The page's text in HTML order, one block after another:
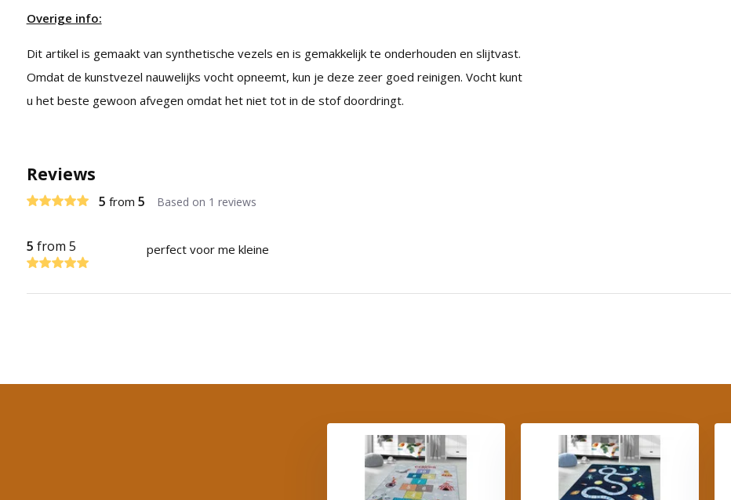
Overige info:
Dit artikel is gemaakt van synthetische vezels en is gemakkelijk te onderhouden en slijtvast.
Omdat de kunstvezel nauwelijks vocht opneemt, kun je deze zeer goed reinigen. Vocht kunt
u het beste gewoon afvegen omdat het niet tot in de stof doordringt.
Reviews
5 from 5 Based on 1 reviews
5 from 5 perfect voor me kleine